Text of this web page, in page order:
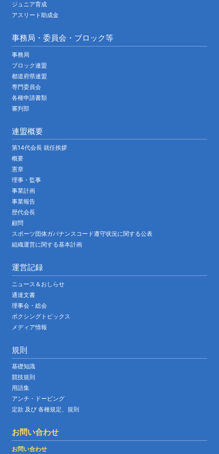
ジュニア育成
アスリート助成金
事務局・委員会・ブロック等
事務局
ブロック連盟
都道府県連盟
専門委員会
各種申請書類
審判部
連盟概要
第14代会長 就任挨拶
概要
憲章
理事・監事
事業計画
事業報告
歴代会長
顧問
スポーツ団体ガバナンスコード遵守状況に関する公表
組織運営に関する基本計画
運営記録
ニュース＆おしらせ
通達文書
理事会・総会
ボクシングトピックス
メディア情報
規則
基礎知識
競技規則
用語集
アンチ・ドーピング
定款 及び 各種規定、規則
お問い合わせ
お問い合わせ